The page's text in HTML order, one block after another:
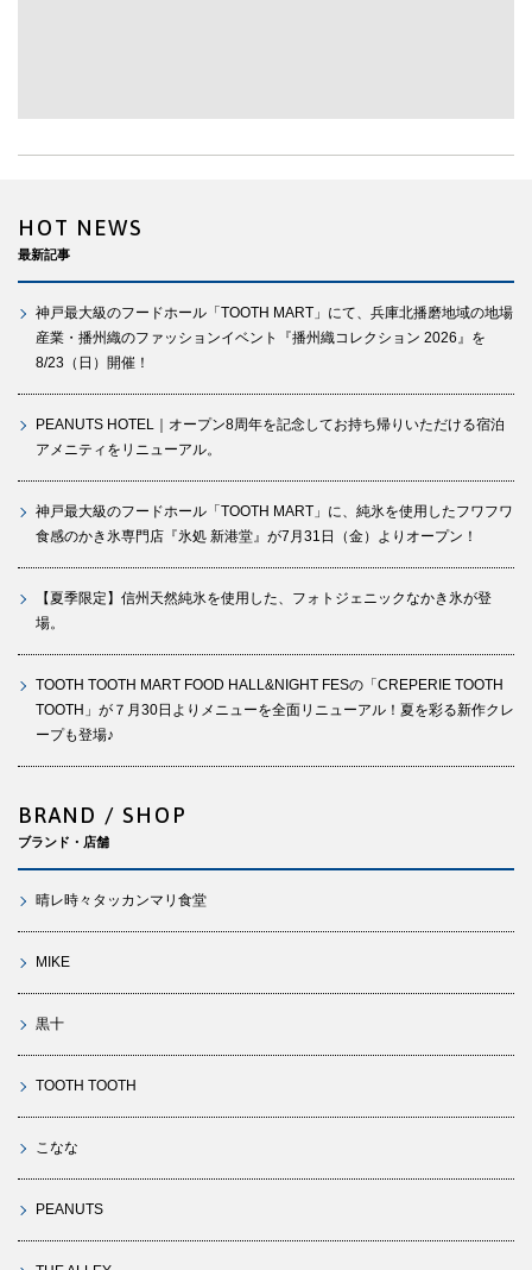
HOT NEWS
最新記事
神戸最大級のフードホール「TOOTH MART」にて、兵庫北播磨地域の地場
産業・播州織のファッションイベント『播州織コレクション 2026』を
8/23（日）開催！
PEANUTS HOTEL｜オープン8周年を記念してお持ち帰りいただける宿泊
アメニティをリニューアル。
神戸最大級のフードホール「TOOTH MART」に、純氷を使用したフワフワ
食感のかき氷専門店『氷処 新港堂』が7月31日（金）よりオープン！
【夏季限定】信州天然純氷を使用した、フォトジェニックなかき氷が登
場。
TOOTH TOOTH MART FOOD HALL&NIGHT FESの「CREPERIE TOOTH
TOOTH」が７月30日よりメニューを全面リニューアル！夏を彩る新作クレ
ープも登場♪
BRAND / SHOP
ブランド・店舗
晴レ時々タッカンマリ食堂
MIKE
黒十
TOOTH TOOTH
こなな
PEANUTS